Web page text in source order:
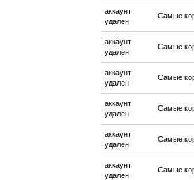
аккаунт
удален
Самые
аккаунт
удален
Самые
аккаунт
удален
Самые
аккаунт
удален
Самые
аккаунт
удален
Самые
аккаунт
удален
Самые